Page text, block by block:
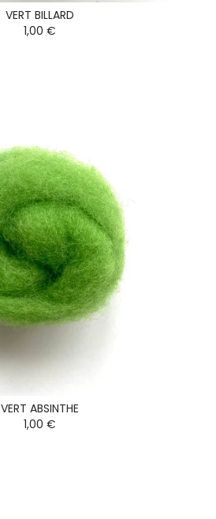
VERT BILLARD
1,00 €
VERT ABSINTHE
1,00 €